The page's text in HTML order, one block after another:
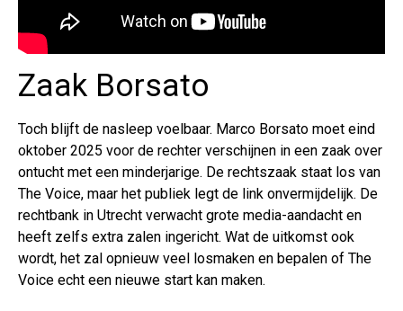
Zaak Borsato
Toch blijft de nasleep voelbaar. Marco Borsato moet eind
oktober 2025 voor de rechter verschijnen in een zaak over
ontucht met een minderjarige. De rechtszaak staat los van
The Voice, maar het publiek legt de link onvermijdelijk. De
rechtbank in Utrecht verwacht grote media-aandacht en
heeft zelfs extra zalen ingericht. Wat de uitkomst ook
wordt, het zal opnieuw veel losmaken en bepalen of The
Voice echt een nieuwe start kan maken.